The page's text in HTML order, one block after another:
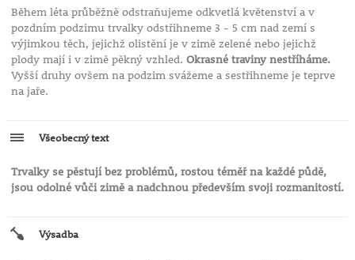
Během léta průběžně odstraňujeme odkvetlá květenství a v
pozdním podzimu trvalky odstřihneme 3 - 5 cm nad zemí s
výjimkou těch, jejichž olistění je v zimě zelené nebo jejichž
plody mají i v zimě pěkný vzhled. Okrasné traviny nestříháme.
Vyšší druhy ovšem na podzim svážeme a sestřihneme je teprve
na jaře.
Všeobecný text
Trvalky se pěstují bez problémů, rostou téměř na každé půdě,
jsou odolné vůči zimě a nadchnou především svoji rozmanitostí.
Výsadba